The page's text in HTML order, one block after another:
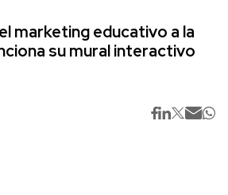
marketing educativo a la
su mural interactivo